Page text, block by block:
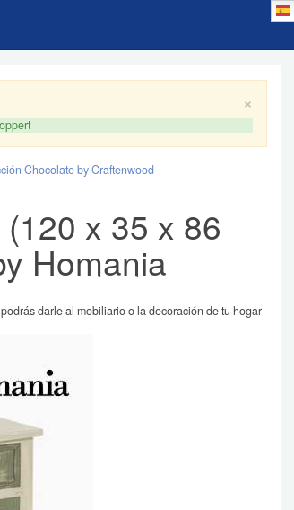
×
Chocolate by Craftenwood
x 35 x 86
Homania
darle al mobiliario o la decoración de tu hogar